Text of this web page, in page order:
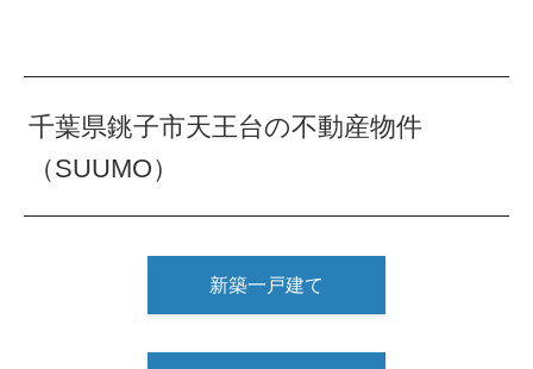
千葉県銚子市天王台の不動産物件
（SUUMO）
新築一戸建て